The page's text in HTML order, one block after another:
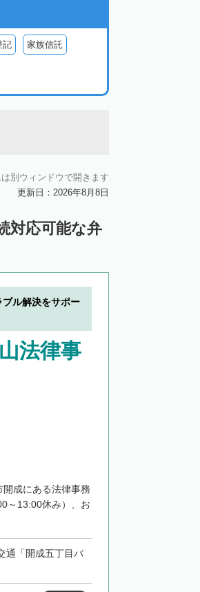
記 家族信託
別ウィンドウで開きます
更新日：2026年8月8日
対応可能な弁
ブル解決をサポー
法律事
成にある法律事務
～13:00休み）、お
通「開成五丁目バ